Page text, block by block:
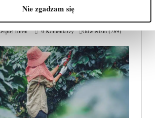
Nie zgadzam się
– do jakich prac można go
wykorzystać?
Toren 0 Komentarzy Odwiedzin (789)